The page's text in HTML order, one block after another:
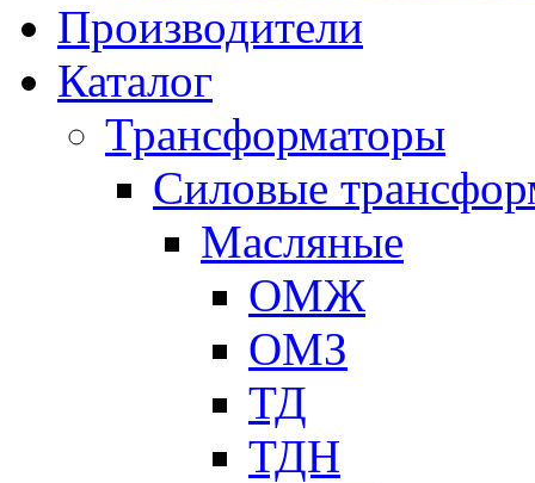
Производители
Каталог
Трансформаторы
Cиловые
Масляные
ОМЖ
ОМЗ
ТД
ТДН